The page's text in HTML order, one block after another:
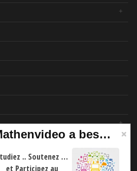
Mathenvideo a besoin de vous
.. Soutenez …
et Participez au